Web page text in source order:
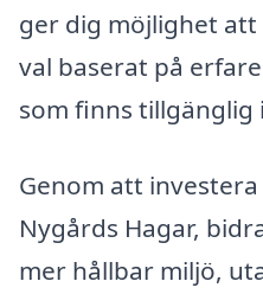
ger dig möjlighet
val baserat på
som finns
Genom att
Nygårds Hagar,
mer hållbar miljö,